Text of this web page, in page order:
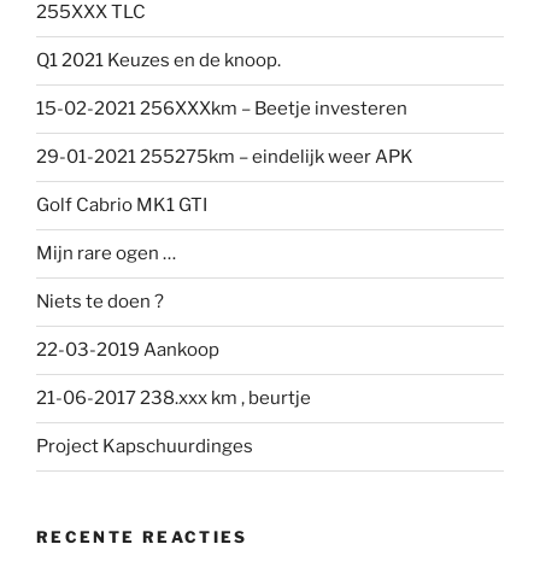
255XXX TLC
Q1 2021 Keuzes en de knoop.
15-02-2021 256XXXkm – Beetje investeren
29-01-2021 255275km – eindelijk weer APK
Golf Cabrio MK1 GTI
Mijn rare ogen …
Niets te doen ?
22-03-2019 Aankoop
21-06-2017 238.xxx km , beurtje
Project Kapschuurdinges
RECENTE REACTIES